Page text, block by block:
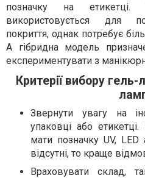
позначку на етикетці.
використовується для
покриття, однак потребує
А гібридна модель
експериментувати з
Критерії вибору
Звернути увагу на
упаковці або
мати позначку UV,
відсутні, то краще
Враховувати склад,